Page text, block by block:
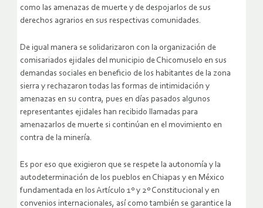
como las amenazas de muerte y de despojarlos de sus
derechos agrarios en sus respectivas comunidades.
De igual manera se solidarizaron con la organización de
comisariados ejidales del municipio de Chicomuselo en sus
demandas sociales en beneficio de los habitantes de la zona
sierra y rechazaron todas las formas de intimidación y
amenazas en su contra, pues en días pasados algunos
representantes ejidales han recibido llamadas para
amenazarlos de muerte si continúan en el movimiento en
contra de la minería.
Es por eso que exigieron que se respete la autonomía y la
autodeterminación de los pueblos en Chiapas y en México
fundamentada en los Artículo 1º y 2º Constitucional y en
convenios internacionales, así como también se garantice la